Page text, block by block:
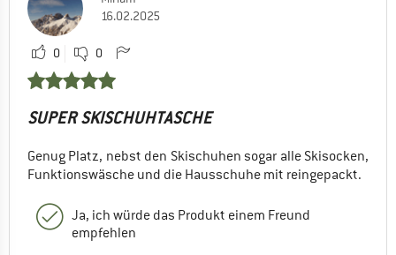
16.02.2025
0 0
SUPER SKISCHUHTASCHE
Genug Platz, nebst den Skischuhen sogar alle Skisocken,
Funktionswäsche und die Hausschuhe mit reingepackt.
Ja, ich würde das Produkt einem Freund
empfehlen